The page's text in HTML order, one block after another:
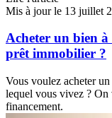
Mis à jour le 13 juillet
Acheter un bien
prêt immobilier ?
Vous voulez acheter
lequel vous vivez ? On
financement.